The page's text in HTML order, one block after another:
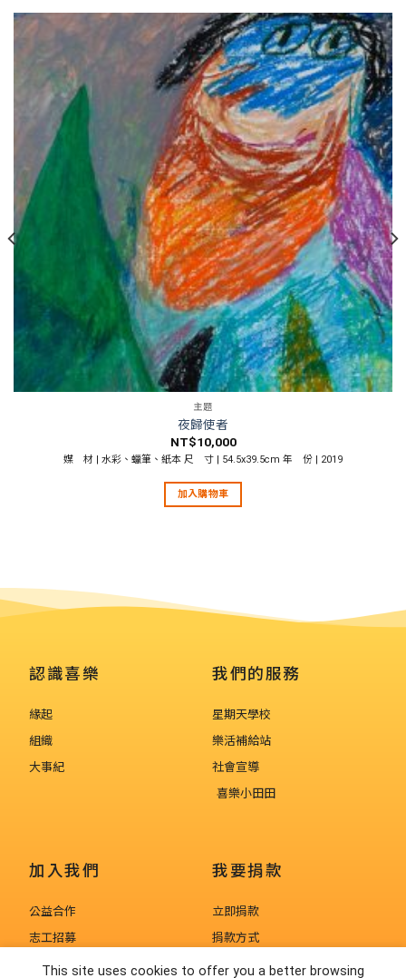
主題
夜歸使者
NT$10,000
媒 材 | 水彩、蠟筆、紙本 尺 寸 | 54.5x39.5cm 年 份 | 2019
加入購物車
認識喜樂
緣起
組織
大事紀
我們的服務
星期天學校
樂活補給站
社會宣導
喜樂小田田
加入我們
公益合作
志工招募
人才招募
我要捐款
立即捐款
捐款方式
捐款徵信
This site uses cookies to offer you a better browsing